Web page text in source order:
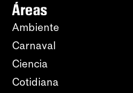
Áreas
Ambiente
Carnaval
Ciencia
Cotidiana